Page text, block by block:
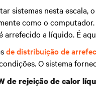
sistemas nesta escala,
como o
arrefecido a líquido. É
de distribuição de
O sistema
de rejeição de calor